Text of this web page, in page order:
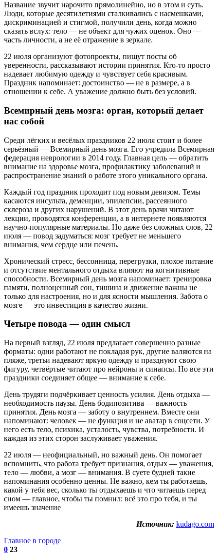
Название звучит нарочито прямолинейно, но в этом и суть.
Люди, которые десятилетиями сталкивались с насмешками,
дискриминацией и стигмой, получили день, когда можно
сказать вслух: тело — не объект для чужих оценок. Оно —
часть личности, а не её отражение в зеркале.
22 июля организуют фотопроекты, пишут посты об
уверенности, рассказывают истории принятия. Кто-то просто
надевает любимую одежду и чувствует себя красивым.
Праздник напоминает: достоинство — не в размере, а в
отношении к себе. А уважение должно быть без условий.
Всемирный день мозга: орган, который делает
нас собой
Среди лёгких и весёлых праздников 22 июля стоит и более
серьёзный — Всемирный день мозга. Его учредила Всемирная
федерация неврологии в 2014 году. Главная цель — обратить
внимание на здоровье мозга, профилактику заболеваний и
распространение знаний о работе этого уникального органа.
Каждый год праздник проходит под новым девизом. Темы
касаются инсульта, деменции, эпилепсии, рассеянного
склероза и других нарушений. В этот день врачи читают
лекции, проводятся конференции, а в интернете появляются
научно-популярные материалы. Но даже без сложных слов, 22
июля — повод задуматься: мозг требует не меньшего
внимания, чем сердце или печень.
Хронический стресс, бессонница, перегрузки, плохое питание
и отсутствие ментального отдыха влияют на когнитивные
способности. Всемирный день мозга напоминает: тренировка
памяти, полноценный сон, тишина и движение важны не
только для настроения, но и для ясности мышления. Забота о
мозге — это инвестиция в качество жизни.
Четыре повода — один смысл
На первый взгляд, 22 июля предлагает совершенно разные
форматы: одни работают не покладая рук, другие валяются на
пляже, третьи надевают яркую одежду и празднуют свою
фигуру, четвёртые читают про нейроны и синапсы. Но все эти
праздники соединяет общее — внимание к себе.
День трудяги подчёркивает ценность усилия. День отдыха —
необходимость паузы. День бодипозитива — важность
принятия. День мозга — заботу о внутреннем. Вместе они
напоминают: человек — не функция и не аватар в соцсети. У
него есть тело, психика, усталость, чувства, потребности. И
каждая из этих сторон заслуживает уважения.
22 июля — неофициальный, но важный день. Он помогает
вспомнить, что работа требует признания, отдых — уважения,
тело — любви, а мозг — внимания. В суете будней такие
напоминания особенно ценны. Не важно, кем ты работаешь,
какой у тебя вес, сколько ты отдыхаешь и что читаешь перед
сном — главное, чтобы ты помнил: всё это про тебя, и ты
имеешь значение
Источник: kudago.com
Главное в городе
0 23